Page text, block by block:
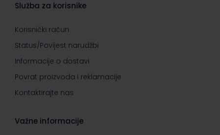
Služba za korisnike
Korisnički račun
Status/Povijest narudžbi
Informacije o dostavi
Povrat proizvoda i reklamacije
Kontaktirajte nas
Važne informacije